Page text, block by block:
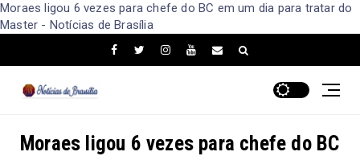
Moraes ligou 6 vezes para chefe do BC em um dia para tratar do
Master - Notícias de Brasília
Moraes ligou 6 vezes para chefe do BC